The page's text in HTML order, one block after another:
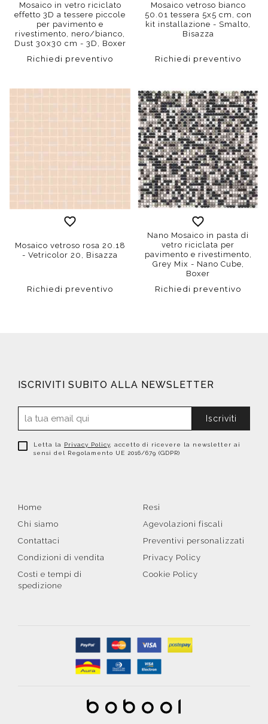
Mosaico in vetro riciclato
effetto 3D a tessere piccole
per pavimento e
rivestimento, nero/bianco,
Dust 30x30 cm - 3D, Boxer
Richiedi preventivo
Mosaico vetroso bianco
50.01 tessera 5x5 cm, con
kit installazione - Smalto,
Bisazza
Richiedi preventivo
Mosaico vetroso rosa 20.18
- Vetricolor 20, Bisazza
Richiedi preventivo
Nano Mosaico in pasta di
vetro riciclata per
pavimento e rivestimento,
Grey Mix - Nano Cube,
Boxer
Richiedi preventivo
ISCRIVITI SUBITO ALLA NEWSLETTER
Iscriviti
Letta la Privacy Policy , accetto di ricevere la newsletter ai
sensi del Regolamento UE 2016/679 (GDPR)
Home
Chi siamo
Contattaci
Condizioni di vendita
Costi e tempi di
spedizione
Resi
Agevolazioni fiscali
Preventivi personalizzati
Privacy Policy
Cookie Policy